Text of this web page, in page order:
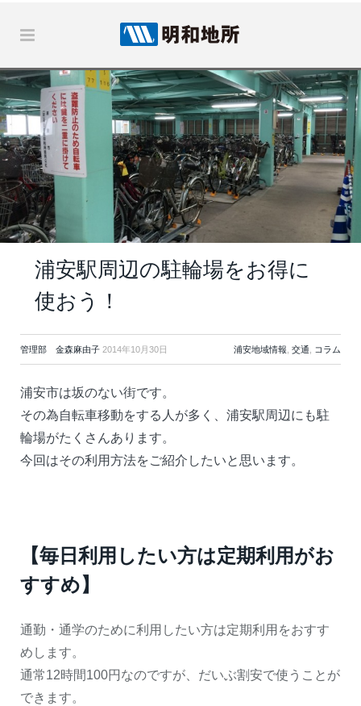
浦安駅周辺の駐輪場をお得に
使おう！
管理部 金森麻由子 2014年10月30日 浦安地域情報, 交通, コラム
浦安市は坂のない街です。
その為自転車移動をする人が多く、浦安駅周辺にも駐
輪場がたくさんあります。
今回はその利用方法をご紹介したいと思います。
【毎日利用したい方は定期利用がお
すすめ】
通勤・通学のために利用したい方は定期利用をおすす
めします。
通常12時間100円なのですが、だいぶ割安で使うことが
できます。